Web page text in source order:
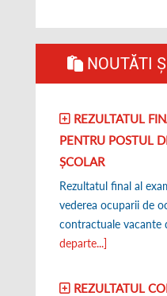
NOUTĂTI
REZULTATUL
PENTRU POSTUL
ȘCOLAR
Rezultatul final al
vederea ocuparii de
contractuale vacante
departe...]
REZULTATUL